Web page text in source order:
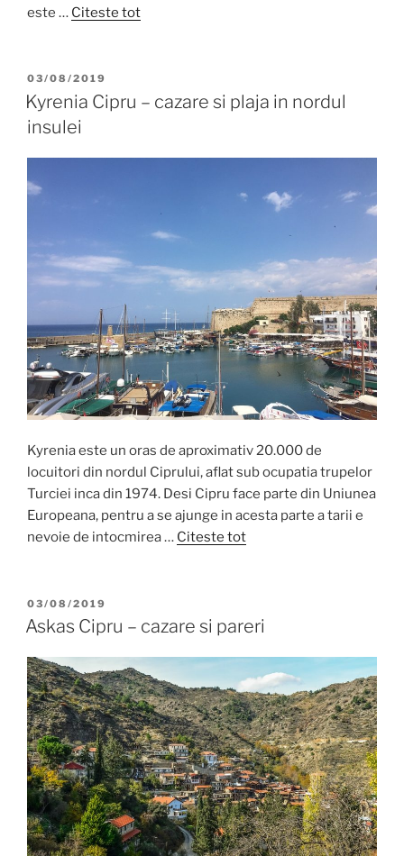
este … Citeste tot
POSTED
ON
03/08/2019
Kyrenia Cipru – cazare si plaja in nordul
insulei
Kyrenia este un oras de aproximativ 20.000 de
locuitori din nordul Ciprului, aflat sub ocupatia trupelor
Turciei inca din 1974. Desi Cipru face parte din Uniunea
Europeana, pentru a se ajunge in acesta parte a tarii e
nevoie de intocmirea … Citeste tot
POSTED
ON
03/08/2019
Askas Cipru – cazare si pareri